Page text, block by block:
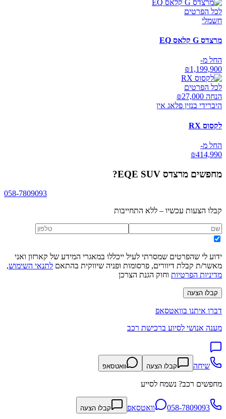
לכל הפרטים
חשמלי
מרצדס G קלאס EQ
החל מ-
₪1,199,900
לכל הפרטים
הנחה ₪ 27,000
היברידי בנזין פלאג אין
לקסוס RX
החל מ-
₪414,990
מחפשים מרצדס EQE SUV ?
058-7809093
קבלו הצעות עכשיו – ללא התחייבות
ידוע לי שהפרטים שמסרתי לעיל ייכללו במאגרי המידע של קארזון ואני
מאשר/ת קבלת דיוורים, פרסומות ופניה שיווקית בהתאם לתנאי השימוש,
מדיניות הפרטיות וחוק הגנת הצרכן
קבלו הצעה
דברו איתנו בוואטסאפ
מענה אנושי לסיוע ברכישת רכב
שיחה קבלו הצעה וואטסאפ
מחפשים רכב? נשמח לסייע
058-7809093 וואטסאפ קבלו הצעה